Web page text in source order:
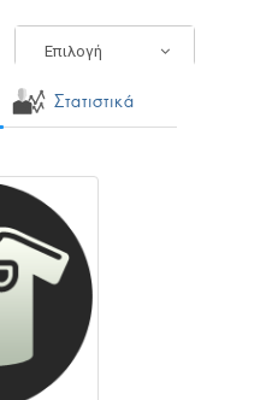
Επιλογή
Στατιστικά